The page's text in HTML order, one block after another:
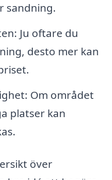
sandning.
Ju oftare du
desto mer kan
Om området
platser kan
över